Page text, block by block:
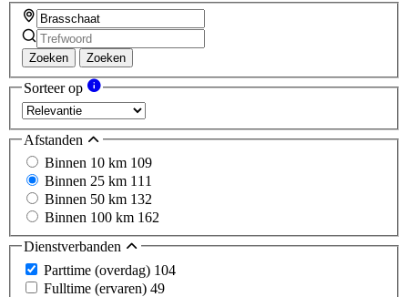
Zoeken Zoeken
Sorteer op
Afstanden
Binnen 10 km 109
Binnen 25 km 111
Binnen 50 km 132
Binnen 100 km 162
Dienstverbanden
Parttime (overdag) 104
Fulltime (ervaren) 49